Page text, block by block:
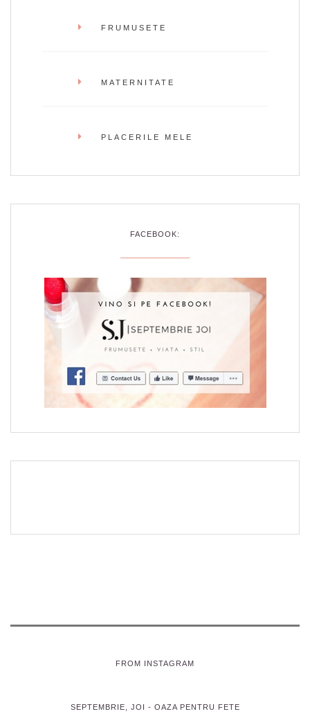
FRUMUSETE
MATERNITATE
PLACERILE MELE
FACEBOOK:
FROM INSTAGRAM
SEPTEMBRIE, JOI - OAZA PENTRU FETE